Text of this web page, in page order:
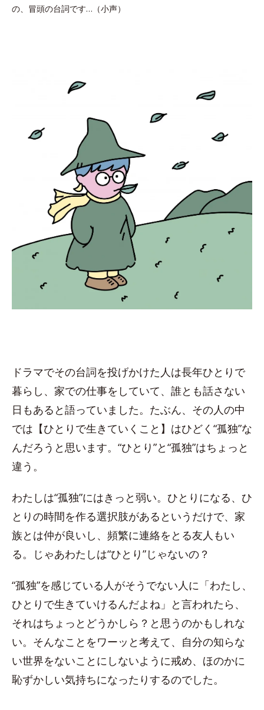
の、冒頭の台詞です…（小声）
ドラマでその台詞を投げかけた人は長年ひとりで
暮らし、家での仕事をしていて、誰とも話さない
日もあると語っていました。たぶん、その人の中
では【ひとりで生きていくこと】はひどく“孤独”な
んだろうと思います。“ひとり”と“孤独”はちょっと
違う。
わたしは“孤独”にはきっと弱い。ひとりになる、ひ
とりの時間を作る選択肢があるというだけで、家
族とは仲が良いし、頻繁に連絡をとる友人もい
る。じゃあわたしは“ひとり”じゃないの？
“孤独”を感じている人がそうでない人に「わたし、
ひとりで生きていけるんだよね」と言われたら、
それはちょっとどうかしら？と思うのかもしれな
い。そんなことをワーッと考えて、自分の知らな
い世界をないことにしないように戒め、ほのかに
恥ずかしい気持ちになったりするのでした。